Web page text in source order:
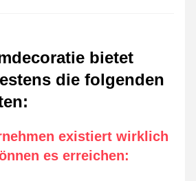
bietet
die folgenden
:
existiert wirklich
es erreichen: